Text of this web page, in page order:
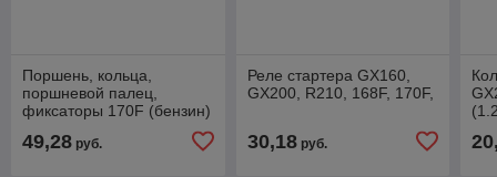
Поршень, кольца,
поршневой палец,
фиксаторы 170F (бензин)
1.5*1.5*2.5 мм) ,
49,28 руб.
Реле стартера GX160,
GX200, R210, 168F, 170F,
30,18руб.